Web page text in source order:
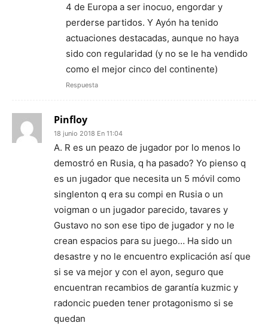
4 de Europa a ser inocuo, engordar y
perderse partidos. Y Ayón ha tenido
actuaciones destacadas, aunque no haya
sido con regularidad (y no se le ha vendido
como el mejor cinco del continente)
Respuesta
Pinfloy
18 junio 2018 En 11:04
A. R es un peazo de jugador por lo menos lo
demostró en Rusia, q ha pasado? Yo pienso q
es un jugador que necesita un 5 móvil como
singlenton q era su compi en Rusia o un
voigman o un jugador parecido, tavares y
Gustavo no son ese tipo de jugador y no le
crean espacios para su juego… Ha sido un
desastre y no le encuentro explicación así que
si se va mejor y con el ayon, seguro que
encuentran recambios de garantía kuzmic y
radoncic pueden tener protagonismo si se
quedan